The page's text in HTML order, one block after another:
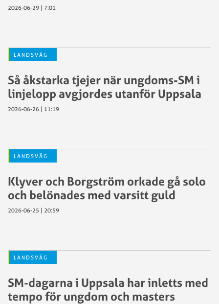
2026-06-29 | 7:01
LANDSVÄG
Så åkstarka tjejer när ungdoms-SM i
linjelopp avgjordes utanför Uppsala
2026-06-26 | 11:19
LANDSVÄG
Klyver och Borgström orkade gå solo
och belönades med varsitt guld
2026-06-25 | 20:59
LANDSVÄG
SM-dagarna i Uppsala har inletts med
tempo för ungdom och masters